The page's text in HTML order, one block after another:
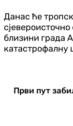
Данас ће
близини града
катастрофалну
Први пут